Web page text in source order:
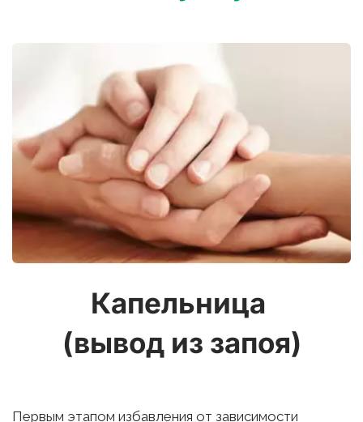
Капельница
(вывод из запоя)
Первым этапом избавления от зависимости